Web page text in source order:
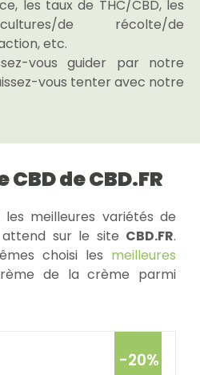
les taux de THC/CBD, les
de récolte/de
etc.
vous guider par notre
vous tenter avec notre
de CBD.FR
meilleures variétés de
attend sur le site CBD.FR.
choisi les meilleures
de la crème parmi
-20%